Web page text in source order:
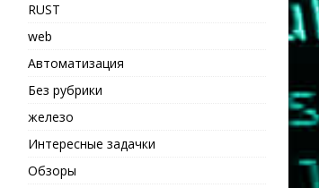
RUST
web
Автоматизация
Без рубрики
железо
Интересные задачки
Обзоры